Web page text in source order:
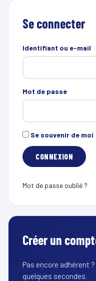
Se connecter
Identifiant ou e-mail
Mot de passe
Se souvenir de moi
Mot de passe oublié ?
Créer un
Pas encore adhérent
quelques secondes.